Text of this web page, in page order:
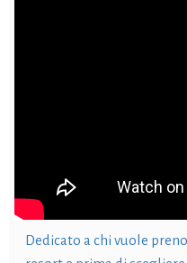
Dedicato a chi vuole